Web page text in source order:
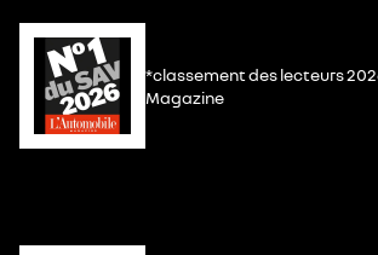
*classement des lecteurs
Magazine